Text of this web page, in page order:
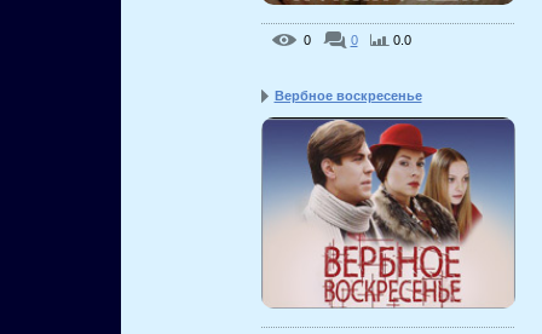
0 0 0.0
Вербное воскресенье